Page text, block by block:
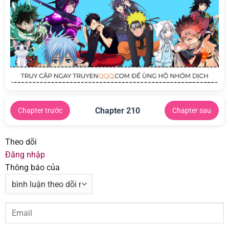
Chapter trước Chapter 210 Chapter sau
Theo dõi
Đăng nhập
Thông báo của